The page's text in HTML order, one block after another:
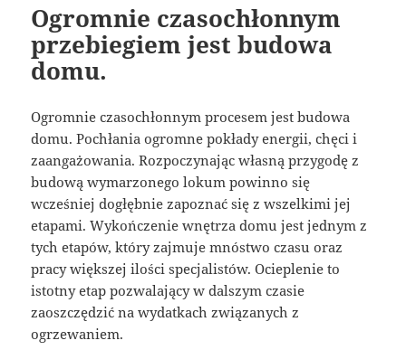
Ogromnie czasochłonnym
przebiegiem jest budowa
domu.
Ogromnie czasochłonnym procesem jest budowa
domu. Pochłania ogromne pokłady energii, chęci i
zaangażowania. Rozpoczynając własną przygodę z
budową wymarzonego lokum powinno się
wcześniej dogłębnie zapoznać się z wszelkimi jej
etapami. Wykończenie wnętrza domu jest jednym z
tych etapów, który zajmuje mnóstwo czasu oraz
pracy większej ilości specjalistów. Ocieplenie to
istotny etap pozwalający w dalszym czasie
zaoszczędzić na wydatkach związanych z
ogrzewaniem.